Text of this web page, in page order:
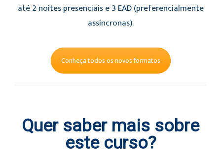
até 2 noites presenciais e 3 EAD (preferencialmente
assíncronas).
Conheça todos os novos formatos
Quer saber mais sobre
este curso?